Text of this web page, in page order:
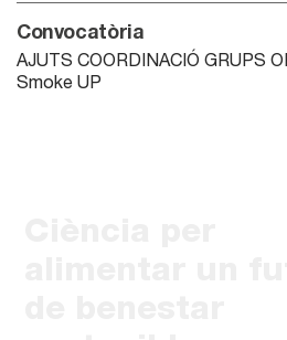
Convocatòria
AJUTS COORDINACIÓ GRUPS
Smoke UP